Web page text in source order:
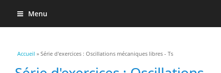
Menu
Vous êtes ici
Accueil » Série d'exercices : Oscillations mécaniques libres - Ts